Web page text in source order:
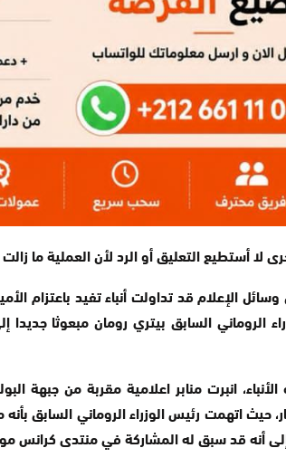
لا أستطيع التعليق أو الرد لأن العملية ما
الإعلام قد تداولت أنباء تفيد باعتزام
انبرت منابر اعلامية مقربة من جبهة
حيث اتهمت رئيس الوزراء الروماني السابق
أنه قد سبق له المشاركة في منتدى كرانس